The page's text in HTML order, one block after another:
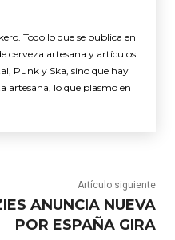
Todo lo que se publica en
cerveza artesana y artículos
Punk y Ska, sino que hay
artesana, lo que plasmo en
Artículo siguiente
ANUNCIA NUEVA
POR ESPAÑA GIRA